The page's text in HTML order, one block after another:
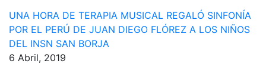
UNA HORA DE TERAPIA MUSICAL REGALÓ SINFONÍA
POR EL PERÚ DE JUAN DIEGO FLÓREZ A LOS NIÑOS
DEL INSN SAN BORJA
6 Abril, 2019